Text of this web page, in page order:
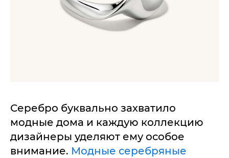
Серебро буквально захватило
модные дома и каждую коллекцию
дизайнеры уделяют ему особое
внимание. Модные серебряные